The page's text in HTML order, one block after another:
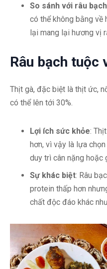
So sánh với râu
có thể không bằng về
lại mang lại hương vị
Râu bạch tuộc
Thịt gà, đặc biệt là thịt ức,
có thể lên tới 30%.
Lợi ích sức khỏe:
hơn, vì vậy là lựa
duy trì cân nặng hoặc
Sự khác biệt: Râu
protein thấp hơn
chất độc đáo khác